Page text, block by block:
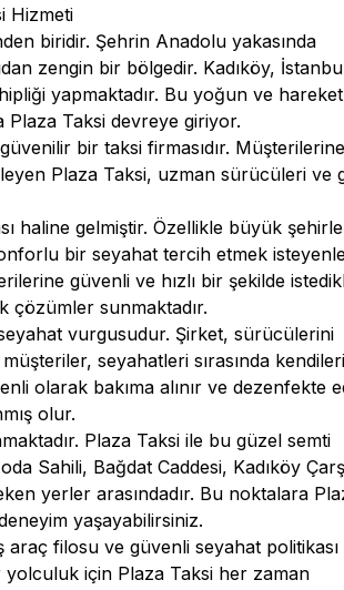
Hizmeti
biridir. Şehrin Anadolu yakasında
zengin bir bölgedir. Kadıköy,
yapmaktadır. Bu yoğun ve
Plaza Taksi devreye giriyor.
bir taksi firmasıdır. Müşterilerine
Plaza Taksi, uzman sürücüleri ve
haline gelmiştir. Özellikle büyük
bir seyahat tercih etmek
güvenli ve hızlı bir şekilde
çözümler sunmaktadır.
vurgusudur. Şirket, sürücülerini
seyahatleri sırasında
olarak bakıma alınır ve dezenfekte
olur.
Plaza Taksi ile bu güzel semti
Sahili, Bağdat Caddesi, Kadıköy
yerler arasındadır. Bu noktalara
yaşayabilirsiniz.
filosu ve güvenli seyahat politikası
için Plaza Taksi her zaman